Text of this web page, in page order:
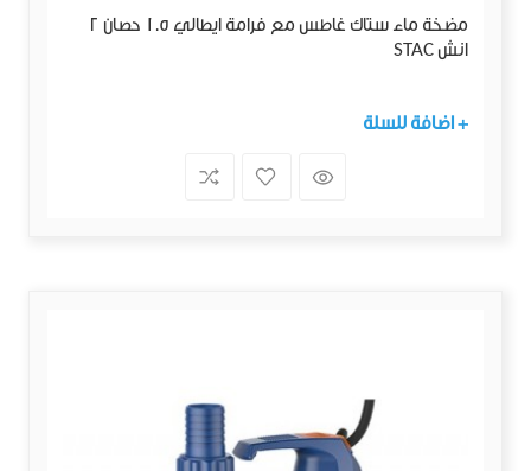
مضخة ماء ستاك غاطس مع فرامة ايطالي 1.5 حصان 2
انش STAC
+ اضافة للسلة